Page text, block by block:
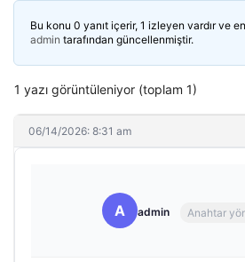
Bu konu 0 yanıt içerir, 1 izleyen vardır ve
admin tarafından güncellenmiştir.
1 yazı görüntüleniyor (toplam 1)
06/14/2026: 8:31 am
A admin Anahtar